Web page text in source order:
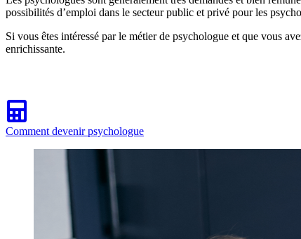
possibilités d’emploi dans le secteur public et privé pour les
Si vous êtes intéressé par le métier de psychologue et que vous
enrichissante.
Comment devenir psychologue